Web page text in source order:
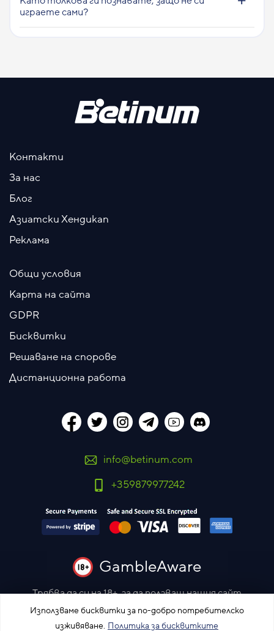
Използваме бисквитки за по-добро потребителско
изживяване. Политика за бисквитките
играете сами?
Контакти
За нас
Блог
Азиатски Хендикап
Реклама
Общи условия
Карта на сайта
GDPR
Бисквитки
Решаване на спорове
Дистанционна работа
info@betinum.com
+359879977242
GambleAware
Трябва да си на 18+, за да ползваш нашия сайт
Моля залагай отговорно